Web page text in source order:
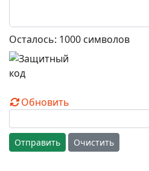
Осталось: 1000 символов
Обновить
Отправить Очистить